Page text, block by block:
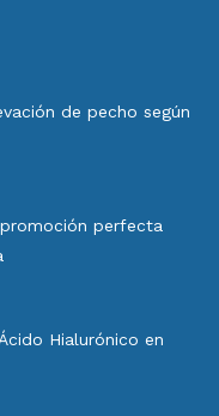
de pecho según
perfecta
Hialurónico en